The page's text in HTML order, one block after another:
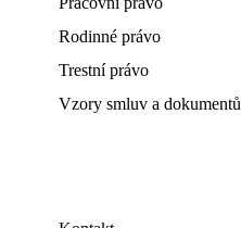
Rodinné právo
Trestní právo
Vzory smluv a dokumentů